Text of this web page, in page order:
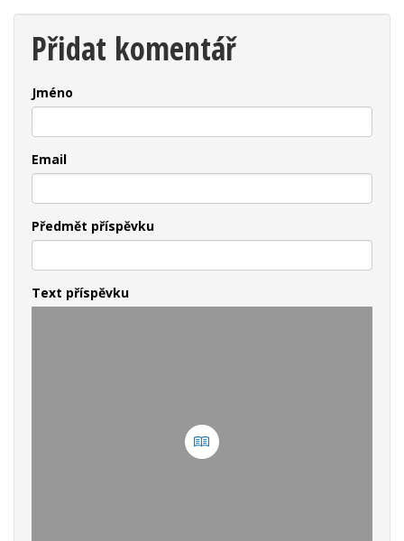
Přidat komentář
Jméno
Email
Předmět příspěvku
Text příspěvku